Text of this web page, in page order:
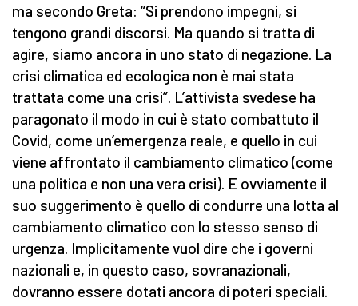
ma secondo Greta: “Si prendono impegni, si
tengono grandi discorsi. Ma quando si tratta di
agire, siamo ancora in uno stato di negazione. La
crisi climatica ed ecologica non è mai stata
trattata come una crisi”. L’attivista svedese ha
paragonato il modo in cui è stato combattuto il
Covid, come un’emergenza reale, e quello in cui
viene affrontato il cambiamento climatico (come
una politica e non una vera crisi). E ovviamente il
suo suggerimento è quello di condurre una lotta al
cambiamento climatico con lo stesso senso di
urgenza. Implicitamente vuol dire che i governi
nazionali e, in questo caso, sovranazionali,
dovranno essere dotati ancora di poteri speciali.